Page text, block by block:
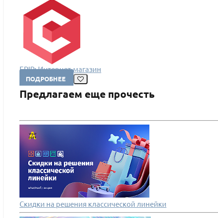
EPIR: Интернет-магазин
ПОДРОБНЕЕ
Предлагаем еще прочесть
Скидки на решения классической линейки